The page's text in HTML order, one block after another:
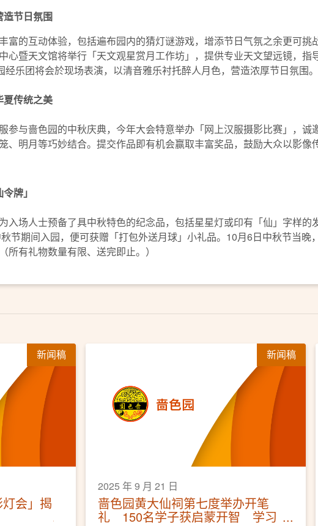
造节日氛围
富的互动体验，包括遍布园内的猜灯谜游戏，增添节日气氛之余更可
心暨天文馆将举行「天文观星赏月工作坊」，提供专业天文望远镜，
乐团将会於现场表演，以清音雅乐衬托醉人月色，营造浓厚节日氛围。
夏传统之美
参与啬色园的中秋庆典，今年大会特意举办「网上汉服摄影比赛」，
、明月等巧妙结合。提交作品即有机会赢取丰富奖品，鼓励大众以影像
牌」
入场人士预备了具中秋特色的纪念品，包括星星灯或印有「仙」字样
节期间入园，便可获赠「打包外送月球」小礼品。10月6日中秋节当
有礼物数量有限、送完即止。）
新闻稿
灯会」揭
新闻稿
2025 年 9 月 21 日
啬色园黄大仙祠第七度举办开笔
礼 150名学子获启蒙开智 学习